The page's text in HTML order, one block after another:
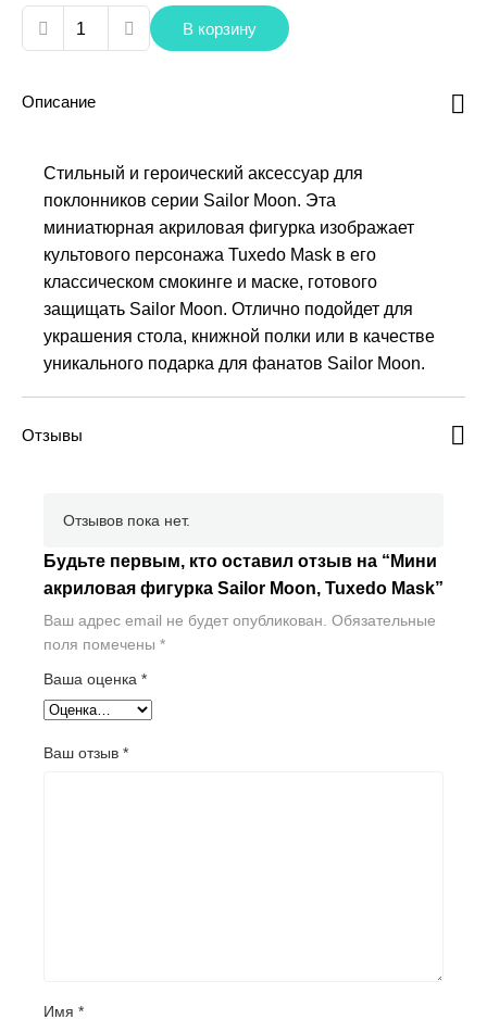
Количество
товара
акриловая
Sailor
В корзину
Описание
Стильный и героический аксессуар для
поклонников серии Sailor Moon. Эта
миниатюрная акриловая фигурка изображает
культового персонажа Tuxedo Mask в его
классическом смокинге и маске, готового
защищать Sailor Moon. Отлично подойдет для
украшения стола, книжной полки или в качестве
уникального подарка для фанатов Sailor Moon.
Отзывы
Отзывов пока нет.
Будьте первым, кто оставил отзыв на “Мини
акриловая фигурка Sailor Moon, Tuxedo Mask”
Ваш адрес email не будет опубликован. Обязательные
поля помечены *
Ваша оценка *
Ваш отзыв *
Имя *